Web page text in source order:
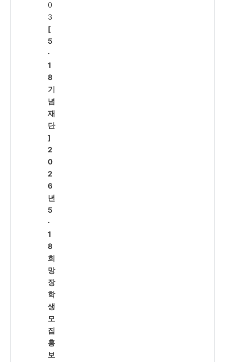
0
3
[
5
·
1
8
기
념
재
단
]
2
0
2
6
년
5
·
1
8
희
망
장
학
생
모
집
홍
보